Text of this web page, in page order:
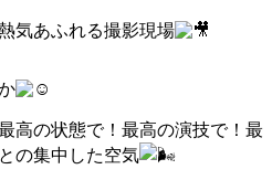
気あふれる撮影現場
高の状態で！最高の演技で！最
の集中した空気